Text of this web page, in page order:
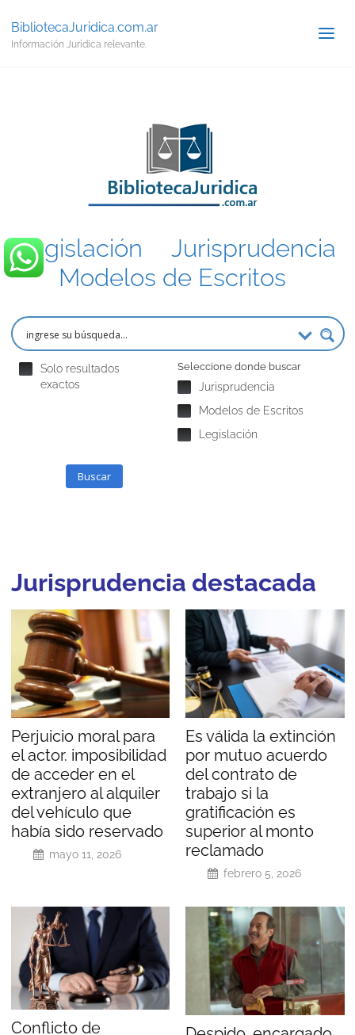
BibliotecaJuridica.com.ar
Información Jurídica relevante.
Legislación Jurisprudencia
Modelos de Escritos
Solo resultados
exactos
Seleccione donde buscar
Jurisprudencia
Modelos de Escritos
Legislación
Buscar
Jurisprudencia destacada
Perjuicio moral para
el actor. imposibilidad
de acceder en el
extranjero al alquiler
del vehículo que
había sido reservado
mayo 11, 2026
Es válida la extinción
por mutuo acuerdo
del contrato de
trabajo si la
gratificación es
superior al monto
reclamado
febrero 5, 2026
Conflicto de